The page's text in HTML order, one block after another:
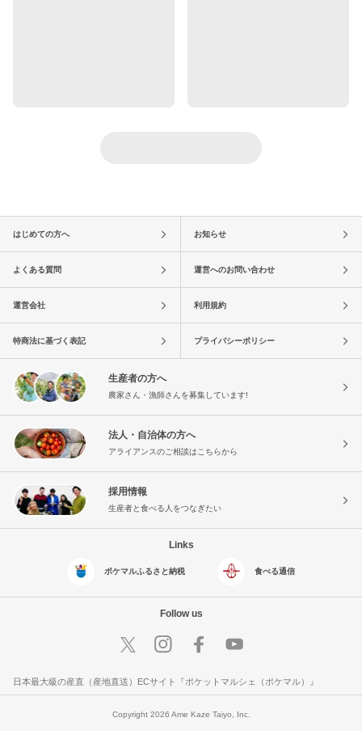
はじめての方へ お知らせ
よくある質問 運営へのお問い合わせ
運営会社 利用規約
特商法に基づく表記 プライバシーポリシー
生産者の方へ
農家さん・漁師さんを募集しています!
法人・自治体の方へ
アライアンスのご相談はこちらから
採用情報
生産者と食べる人をつなぎたい
Links
ポケマルふるさと納税 食べる通信
Follow us
日本最大級の産直（産地直送）ECサイト『ポケットマルシェ（ポケマル）』
Copyright 2026 Ame Kaze Taiyo, Inc.